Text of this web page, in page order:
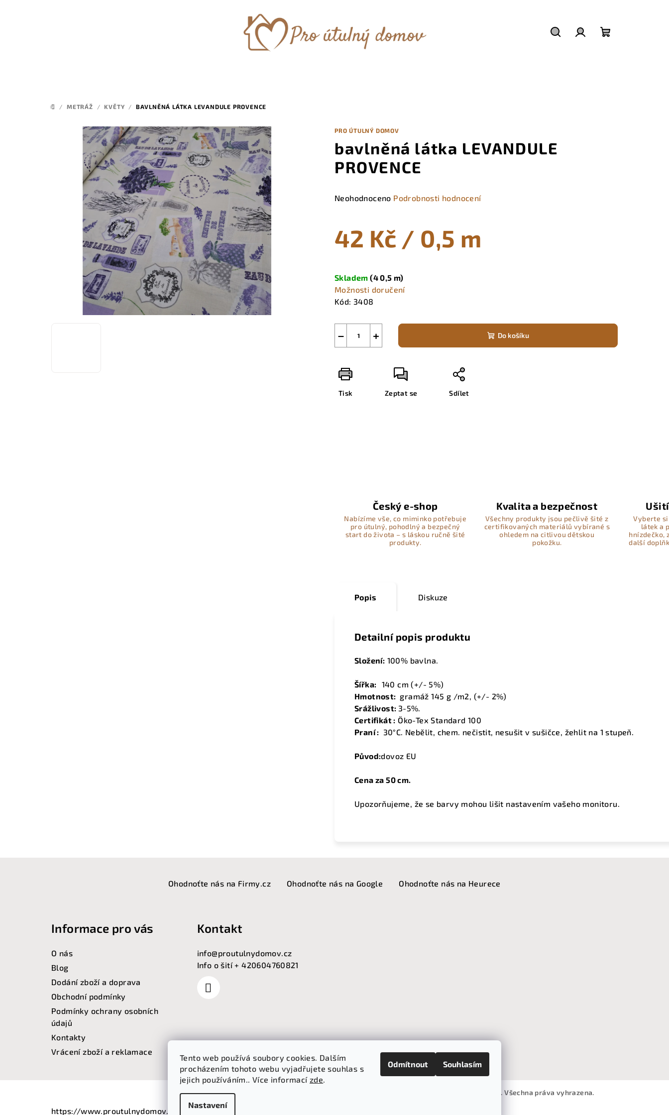
Tento web používá soubory cookies. Dalším
procházením tohoto webu vyjadřujete souhlas s
jejich používáním.. Více informací zde.
Nastavení
Odmítnout Souhlasím
DOMŮ
/ METRÁŽ / KVĚTY / BAVLNĚNÁ LÁTKA LEVANDULE PROVENCE
PRO ÚTULNÝ DOMOV
bavlněná látka LEVANDULE
PROVENCE
Průměrné
je
0,0
hvězdiček.
Neohodnoceno Podrobnosti hodnocení
42 Kč / 0,5 m
cena:
Skladem(4 0,5 m)
Možnosti doručení
Kód: 3408
+
− Do košíku
Tisk Zeptat se Sdílet
Český e-shop
Nabízíme vše, co miminko potřebuje
pro útulný, pohodlný a bezpečný
start do života – s láskou ručně šité
produkty.
Kvalita a bezpečnost
Všechny produkty jsou pečlivě šité z
certifikovaných materiálů vybírané s
ohledem na citlivou dětskou
pokožku.
Vyberte
látek a
hnízdečko,
další
Popis Diskuze
Detailní popis produktu
Složení: 100% bavlna.
Šířka: 140cm (+/- 5%)
Hmotnost: gramáž 145 g /m2, (+/- 2%)
Srážlivost: 3-5%.
Certifikát : Öko-Tex Standard 100
Praní : 30°C. Nebělit, chem. nečistit, nesušit v sušičce, žehlit na 1 stupeň.
Původ:dovoz EU
Cena za 50 cm.
Upozorňujeme, že se barvy mohou lišit nastavením vašeho monitoru.
Ohodnoťte nás na Firmy.cz Ohodnoťte nás na Google Ohodnoťte nás na Heurece
Informace pro vás
O nás
Blog
Dodání zboží a doprava
Obchodní podmínky
Podmínky ochrany osobních
údajů
Kontakty
Vrácení zboží a reklamace
Kontakt
info@proutulnydomov.cz
Info o šití + 420604760821
. Všechna práva vyhrazena.
https://www.proutulnydomov.cz/export/orders.xml?